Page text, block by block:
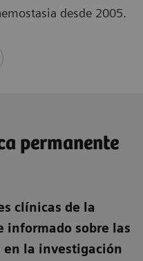
desde 2005.
permanente
clínicas de la
informado sobre las
en la investigación